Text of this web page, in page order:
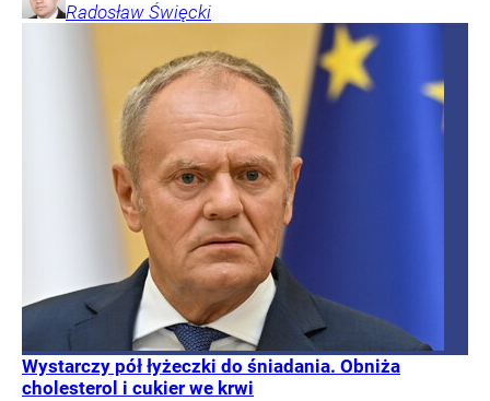
Radosław Święcki
Wystarczy pół łyżeczki do śniadania. Obniża
cholesterol i cukier we krwi